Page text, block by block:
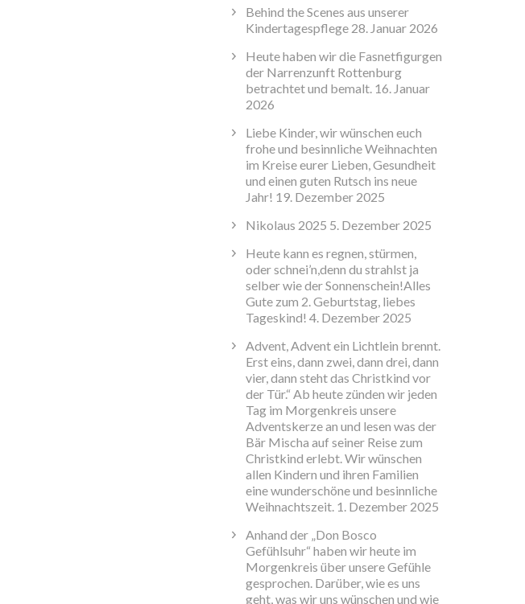
Behind the Scenes aus unserer
Kindertagespflege 28. Januar 2026
Heute haben wir die Fasnetfigurgen
der Narrenzunft Rottenburg
betrachtet und bemalt. 16. Januar
2026
Liebe Kinder, wir wünschen euch
frohe und besinnliche Weihnachten
im Kreise eurer Lieben, Gesundheit
und einen guten Rutsch ins neue
Jahr! 19. Dezember 2025
Nikolaus 2025 5. Dezember 2025
Heute kann es regnen, stürmen,
oder schnei’n,denn du strahlst ja
selber wie der Sonnenschein!Alles
Gute zum 2. Geburtstag, liebes
Tageskind! 4. Dezember 2025
Advent, Advent ein Lichtlein brennt.
Erst eins, dann zwei, dann drei, dann
vier, dann steht das Christkind vor
der Tür.“ Ab heute zünden wir jeden
Tag im Morgenkreis unsere
Adventskerze an und lesen was der
Bär Mischa auf seiner Reise zum
Christkind erlebt. Wir wünschen
allen Kindern und ihren Familien
eine wunderschöne und besinnliche
Weihnachtszeit. 1. Dezember 2025
Anhand der „Don Bosco
Gefühlsuhr“ haben wir heute im
Morgenkreis über unsere Gefühle
gesprochen. Darüber, wie es uns
geht, was wir uns wünschen und wie